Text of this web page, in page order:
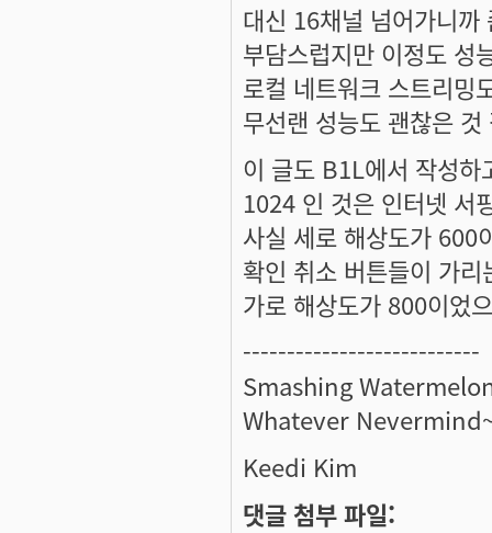
대신 16채널 넘어가니까
부담스럽지만 이정도 성
로컬 네트워크 스트리밍
무선랜 성능도 괜찮은 것
이 글도 B1L에서 작성하
1024 인 것은 인터넷 서
사실 세로 해상도가 600
확인 취소 버튼들이 가
가로 해상도가 800이었
---------------------------
Smashing
Whatever
Keedi Kim
댓글 첨부 파일: